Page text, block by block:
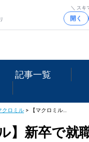
＼ スキ
開く
記事一覧
クロミル> 【マクロミル】新卒で就職するためには？採用フローや選考対策を徹底解説！
】新卒で就